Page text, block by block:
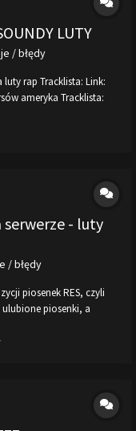
LUTY
/ błędy
luty rap Tracklista: Link:
ameryka Tracklista:
serwerze - luty
/ błędy
piosenek RES, czyli
piosenki, a
(max 10 piosenek